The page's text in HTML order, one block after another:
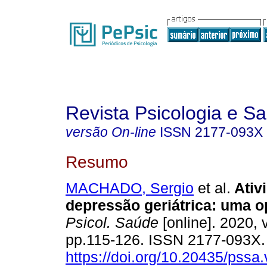
Revista Psicologia e
versão On-line ISSN 2177-093X
Resumo
MACHADO, Sergio et al.
depressão geriátrica: uma
Psicol. Saúde [online]. 2020,
pp.115-126. ISSN 2177-
https://doi.org/10.20435/